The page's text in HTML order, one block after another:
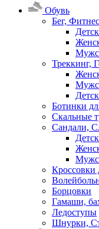
Обувь
Бег,
Треккинг,
Ботинки
Скальные
Сандали,
Кроссовки
Борцовки
Гамаши,
Ледоступы
Шнурки,